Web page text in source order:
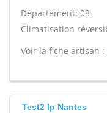
Département: 08
Climatisation
Voir la fiche artisan :
Test2 lp Nantes